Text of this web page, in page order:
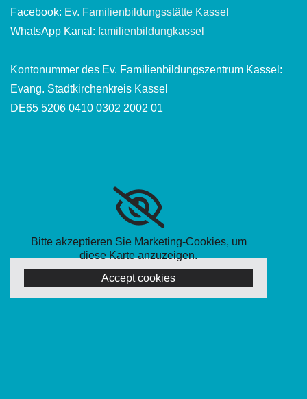
Facebook: Ev. Familienbildungsstätte Kassel
WhatsApp Kanal: familienbildungkassel
Kontonummer des Ev. Familienbildungszentrum Kassel:
Evang. Stadtkirchenkreis Kassel
DE65 5206 0410 0302 2002 01
Bitte akzeptieren Sie Marketing-Cookies, um
diese Karte anzuzeigen.
Accept cookies